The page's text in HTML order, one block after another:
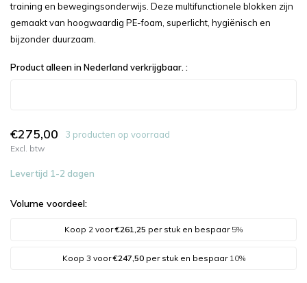
training en bewegingsonderwijs. Deze multifunctionele blokken zijn
gemaakt van hoogwaardig PE-foam, superlicht, hygiënisch en
bijzonder duurzaam.
Product alleen in Nederland verkrijgbaar. :
€275,00 3 producten op voorraad
Excl. btw
Levertijd 1-2 dagen
Volume voordeel:
Koop 2 voor€261,25 per stuk en bespaar 5%
Koop 3 voor€247,50per stuk en bespaar 10%